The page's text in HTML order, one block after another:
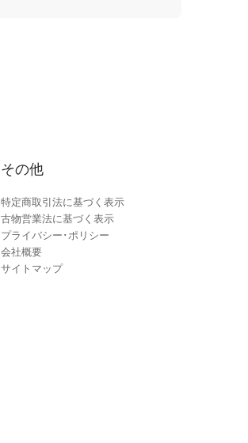
その他
特定商取引法に基づく表示
古物営業法に基づく表示
プライバシー･ポリシー
会社概要
サイトマップ